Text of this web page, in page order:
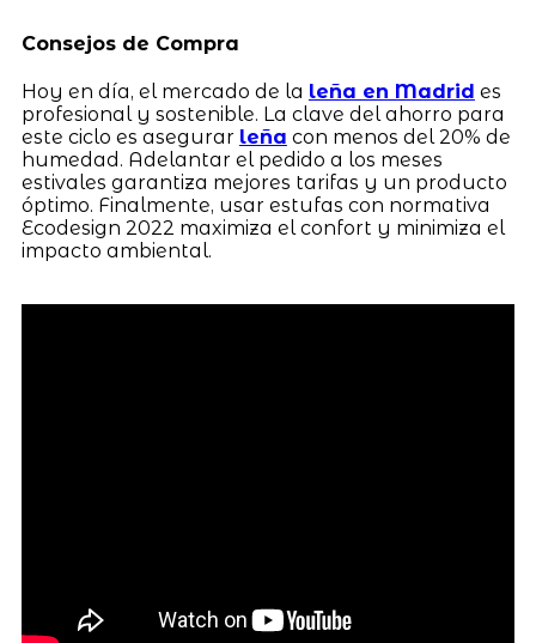
Consejos de Compra
Hoy en día, el mercado de la leña en Madrid es
profesional y sostenible. La clave del ahorro para
este ciclo es asegurar leña con menos del 20% de
humedad. Adelantar el pedido a los meses
estivales garantiza mejores tarifas y un producto
óptimo. Finalmente, usar estufas con normativa
Ecodesign 2022 maximiza el confort y minimiza el
impacto ambiental.